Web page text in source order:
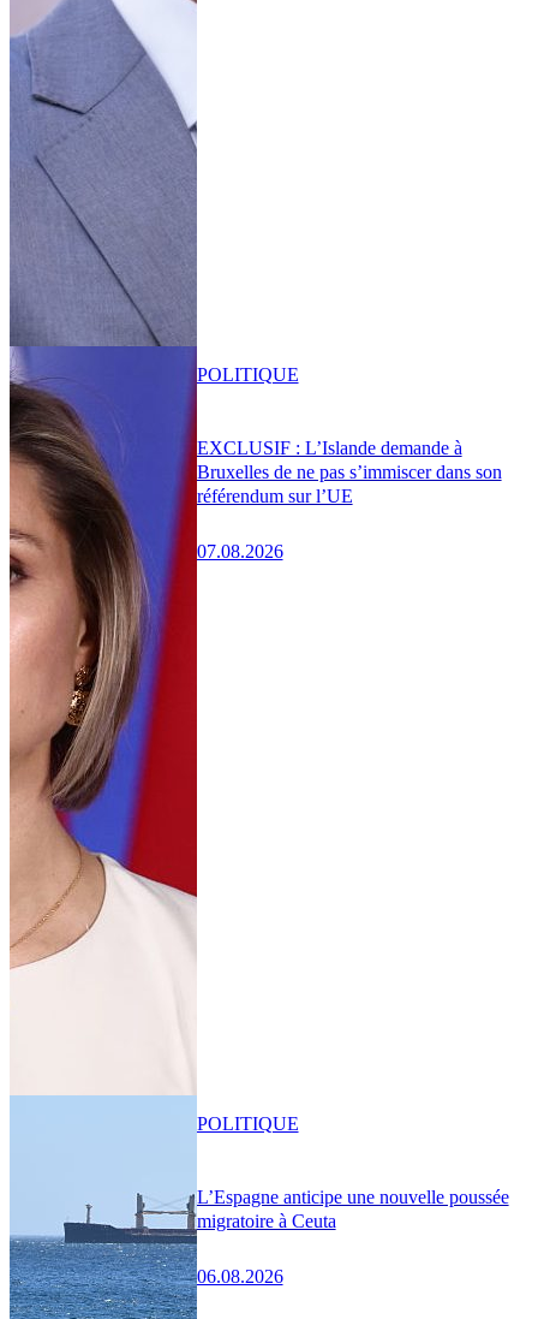
EXCLUSIF : L’Islande demande à
Bruxelles de ne pas s’immiscer dans son
référendum sur l’UE
07.08.2026
POLITIQUE
L’Espagne anticipe une nouvelle poussée
migratoire à Ceuta
06.08.2026
POLITIQUE